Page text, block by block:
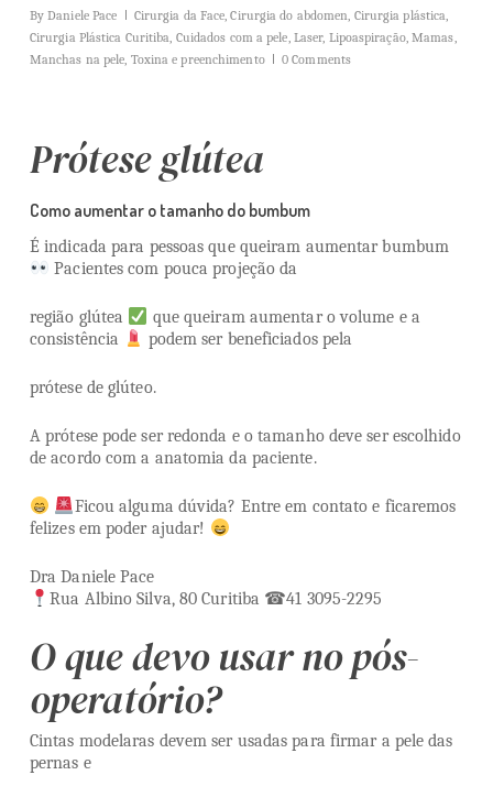
By Daniele Pace Cirurgia da Face,Cirurgia do abdomen, Cirurgia plástica,
Cirurgia Plástica Curitiba, Cuidados com a pele, Laser, Lipoaspiração,Mamas,
Manchas na pele, Toxina e preenchimento 0 Comments
Prótese glútea
Como aumentar o tamanho do bumbum
É indicada para pessoas que queiram aumentar bumbum
Pacientes com pouca projeção da
região glútea
que queiram aumentar o volume e a
consistência
podem ser beneficiados pela
prótese de glúteo.
A prótese pode ser redonda e o tamanho deve ser escolhido
de acordo com a anatomia da paciente.
Ficou alguma dúvida? Entre em contato e ficaremos
felizes em poder ajudar!
Dra Daniele Pace
Rua Albino Silva, 80 Curitiba ☎41 3095-2295
O que devo usar no pós-
operatório?
Cintas modelaras devem ser usadas para firmar a pele das
pernas e